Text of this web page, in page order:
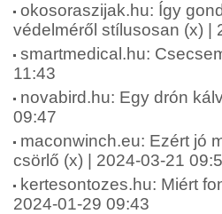
okosoraszijak.hu: Így
védelméről stílusosan (x) |
smartmedical.hu:
11:43
novabird.hu: Egy drón
09:47
maconwinch.eu: Ezért jó
csörlő (x) | 2024-03-21
kertesontozes.hu: Miért
2024-01-29 09:43